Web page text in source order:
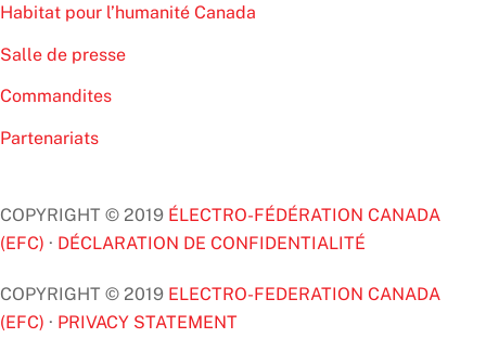
Habitat pour l’humanité Canada
Salle de presse
Commandites
Partenariats
COPYRIGHT © 2019 ÉLECTRO-FÉDÉRATION CANADA
(EFC) · DÉCLARATION DE CONFIDENTIALITÉ
COPYRIGHT © 2019 ELECTRO-FEDERATION CANADA
(EFC) · PRIVACY STATEMENT